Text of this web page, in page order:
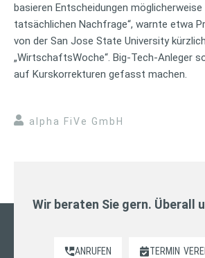
basieren Entscheidungen
tatsächlichen Nachfrage“, warnte etwa
von der San Jose State University
„WirtschaftsWoche“. Big-Tech-Anleger
auf Kurskorrekturen gefasst machen.
alpha FiVe GmbH
Wir beraten Sie gern. Überall
ANRUFEN TERMIN